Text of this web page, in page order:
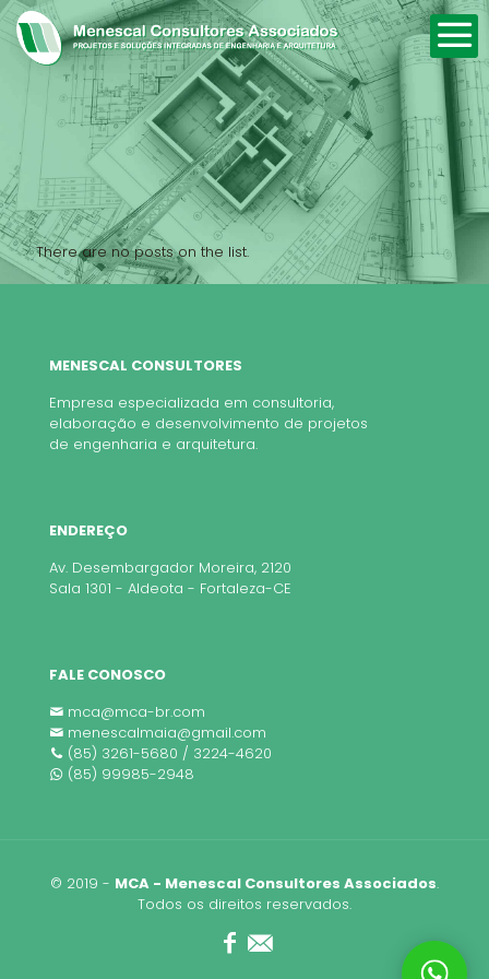
There are no posts on the list.
MENESCAL CONSULTORES
Empresa especializada em consultoria,
elaboração e desenvolvimento de projetos
de engenharia e arquitetura.
ENDEREÇO
Av. Desembargador Moreira, 2120
Sala 1301 - Aldeota - Fortaleza-CE
FALE CONOSCO
mca@mca-br.com
menescalmaia@gmail.com
(85) 3261-5680 / 3224-4620
(85) 99985-2948
© 2019 - MCA - Menescal Consultores Associados.
Todos os direitos reservados.